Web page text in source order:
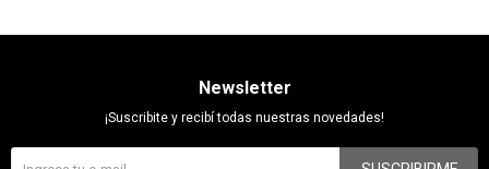
Newsletter
¡Suscribite y recibí todas nuestras novedades!